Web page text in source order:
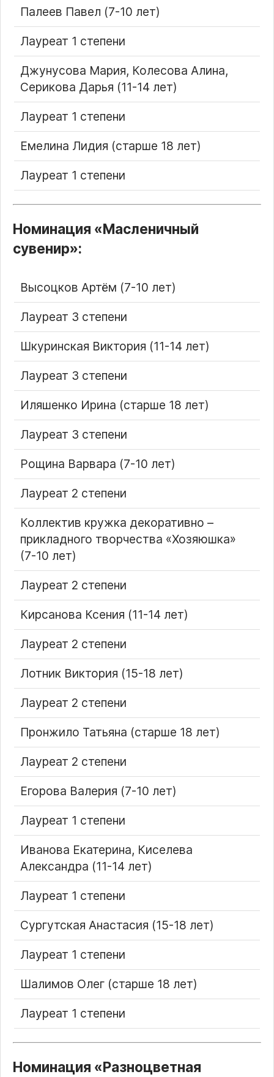
Палеев Павел (7-10 лет)
Лауреат 1 степени
Джунусова Мария, Колесова Алина,
Серикова Дарья (11-14 лет)
Лауреат 1 степени
Емелина Лидия (старше 18 лет)
Лауреат 1 степени
Номинация
Масленичный
сувенир :
Высоцков Артём (7-10 лет)
Лауреат 3 степени
Шкуринская Виктория (11-14 лет)
Лауреат 3 степени
Иляшенко Ирина (старше 18 лет)
Лауреат 3 степени
Рощина Варвара (7-10 лет)
Лауреат 2 степени
Коллектив кружка декоративно –
прикладного творчества «Хозяюшка»
(7-10 лет)
Лауреат 2 степени
Кирсанова Ксения (11-14 лет)
Лауреат 2 степени
Лотник Виктория (15-18 лет)
Лауреат 2 степени
Пронжило Татьяна (старше 18 лет)
Лауреат 2 степени
Егорова Валерия (7-10 лет)
Лауреат 1 степени
Иванова Екатерина, Киселева
Александра (11-14 лет)
Лауреат 1 степени
Сургутская Анастасия (15-18 лет)
Лауреат 1 степени
Шалимов Олег (старше 18 лет)
Лауреат 1 степени
Номинация
Разноцветная